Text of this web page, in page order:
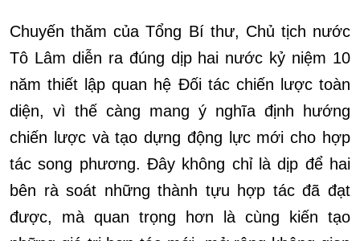
Chuyến thăm của Tổng Bí thư, Chủ tịch nước
Tô Lâm diễn ra đúng dịp hai nước kỷ niệm 10
năm thiết lập quan hệ Đối tác chiến lược toàn
diện, vì thế càng mang ý nghĩa định hướng
chiến lược và tạo dựng động lực mới cho hợp
tác song phương. Đây không chỉ là dịp để hai
bên rà soát những thành tựu hợp tác đã đạt
được, mà quan trọng hơn là cùng kiến tạo